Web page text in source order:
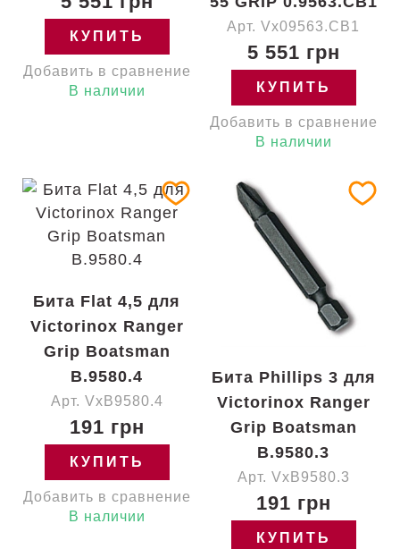
КУПИТЬ
Добавить в сравнение
В наличии
Арт. Vx09563.CB1
5 551 грн
КУПИТЬ
Добавить в сравнение
В наличии
Бита Flat 4,5 для
Victorinox Ranger
Grip Boatsman
B.9580.4
Арт. VxB9580.4
191 грн
КУПИТЬ
Добавить в сравнение
В наличии
Бита Phillips 3 для
Victorinox Ranger
Grip Boatsman
B.9580.3
Арт. VxB9580.3
191 грн
КУПИТЬ